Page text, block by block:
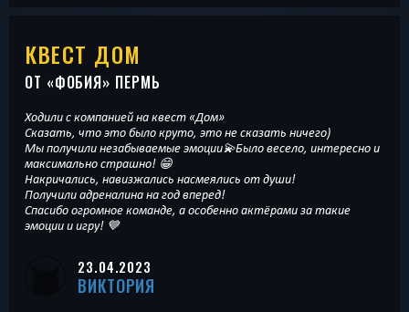
КВЕСТ ДОМ
ОТ «ФОБИЯ» ПЕРМЬ
Ходили с компанией на квест «Дом»
Сказать, что это было круто, это не сказать ничего)
Мы получили незабываемые эмоции💫Было весело, интересно и
максимально страшно! 😁
Накричались, навизжались насмеялись от души!
Получили адреналина на год вперед!
Спасибо огромное команде, а особенно актёрами за такие
эмоции и игру! 💙
23.04.2023
ВИКТОРИЯ